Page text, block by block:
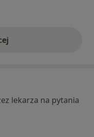
powyżej
lekarza na pytania